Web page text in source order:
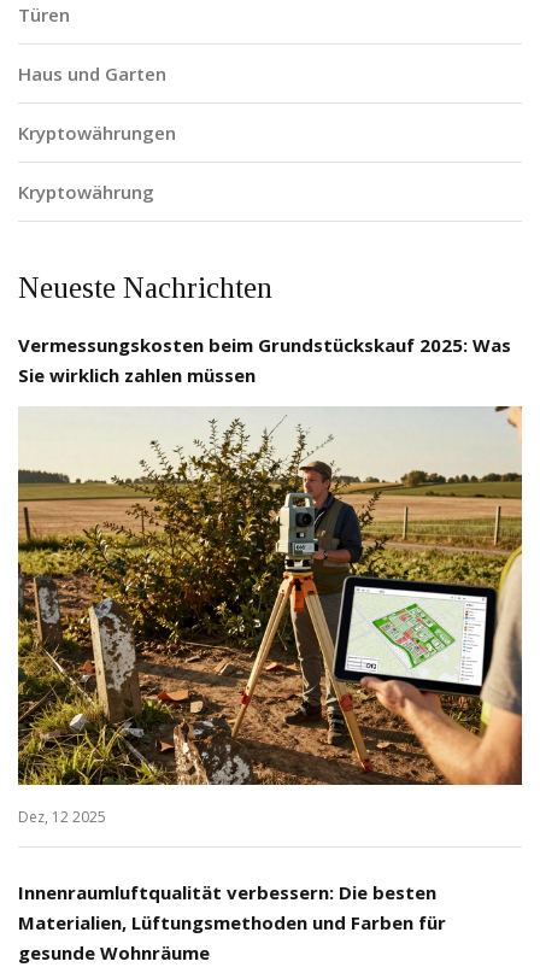
Türen
Haus und Garten
Kryptowährungen
Kryptowährung
Neueste Nachrichten
Vermessungskosten beim Grundstückskauf 2025: Was
Sie wirklich zahlen müssen
Dez, 12 2025
Innenraumluftqualität verbessern: Die besten
Materialien, Lüftungsmethoden und Farben für
gesunde Wohnräume